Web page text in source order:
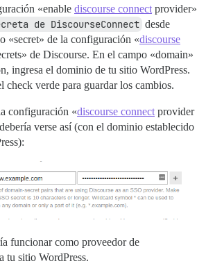
«enable discourse connect provider»
de DiscourseConnect desde
«secret» de la configuración «discourse
de Discourse. En el campo «domain»
ingresa el dominio de tu sitio WordPress.
check verde para guardar los cambios.
configuración «discourse connect provider
verse así (con el dominio establecido
funcionar como proveedor de
tu sitio WordPress.